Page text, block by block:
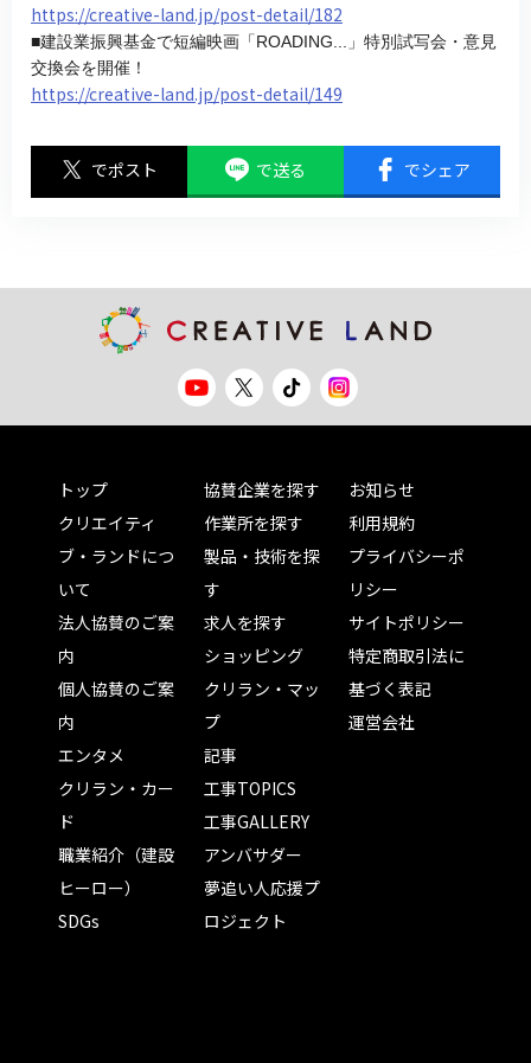
https://creative-land.jp/post-detail/182
■建設業振興基金で短編映画「ROADING...」特別試写会・意見
交換会を開催！
https://creative-land.jp/post-detail/149
でポスト で送る でシェア
トップ
クリエイティ
ブ・ランドにつ
いて
法人協賛のご案
内
個人協賛のご案
内
エンタメ
クリラン・カー
ド
職業紹介（建設
ヒーロー）
SDGs
協賛企業を探す
作業所を探す
製品・技術を探
す
求人を探す
ショッピング
クリラン・マッ
プ
記事
工事TOPICS
工事GALLERY
アンバサダー
夢追い人応援プ
ロジェクト
お知らせ
利用規約
プライバシーポ
リシー
サイトポリシー
特定商取引法に
基づく表記
運営会社